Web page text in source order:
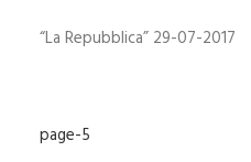
“La Repubblica” 29-07-2017
page-5